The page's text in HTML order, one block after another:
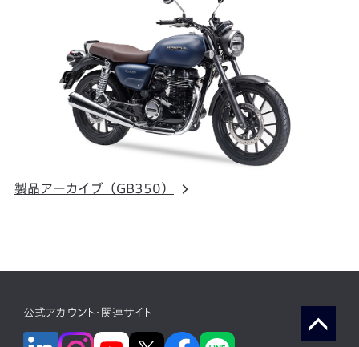
製品アーカイブ（GB350）
公式アカウント・関連サイト